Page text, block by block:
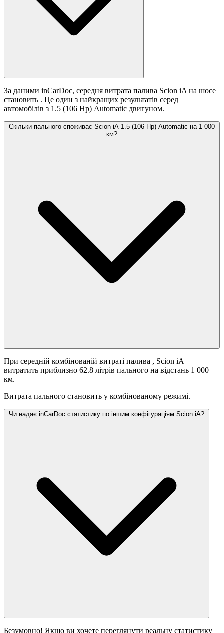
За даними inCarDoc, середня витрата палива Scion iA на шосе
становить . Це один з найкращих результатів серед
автомобілів з 1.5 (106 Hp) Automatic двигуном.
Скільки пального споживає Scion iA 1.5 (106 Hp) Automatic на 1 000
км?
При середній комбінованій витраті палива , Scion iA
витратить приблизно 62.8 літрів пального на відстань 1 000
км.
Витрата пального становить у комбінованому режимі.
Чи надає inCarDoc статистику по іншим конфігураціям Scion iA?
Безумовно! Якщо ви хочете переглянути реальну статистику